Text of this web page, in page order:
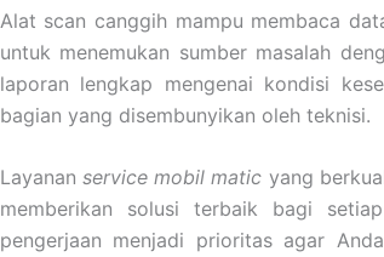
Alat scan canggih mampu membaca
untuk menemukan sumber masalah
laporan lengkap mengenai kondisi
bagian yang disembunyikan oleh teknisi.
Layanan service mobil matic yang
memberikan solusi terbaik bagi
pengerjaan menjadi prioritas agar